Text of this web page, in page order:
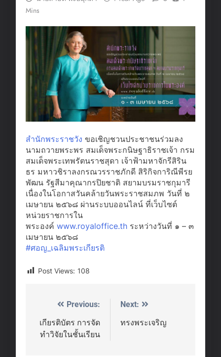
Mins
สำนักพระราชวัง ขอเชิญชวนประชาชนร่วมลง
นามถวายพระพร สมเด็จพระกนิษฐาธิราชเจ้า กรม
สมเด็จพระเทพรัตนราชสุดา เจ้าฟ้ามหาจักรีสิริน
ธร มหาวชิราลงกรณวรราชภักดี สิริกิจการิณีพีรย
พัฒน รัฐสีมาคุณากรปิยชาติ สยามบรมราชกุมารี
เนื่องในโอกาสวันคล้ายวันพระราชสมภพ วันที่ ๒
เมษายน ๒๕๖๘ ผ่านระบบออนไลน์ ที่เว็บไซต์
หน่วยราชการใน
พระองค์ www.royaloffice.th ระหว่างวันที่ ๑ – ๓
เมษายน ๒๕๖๘
#ศอญ_เฉลิมพระเกียรติ
Post Views: 108
Post
navigation
Previous:
เกียรติบัตร การจัด
ทำวิจัยในชั้นเรียน
Next:
ทรงพระเจริญ